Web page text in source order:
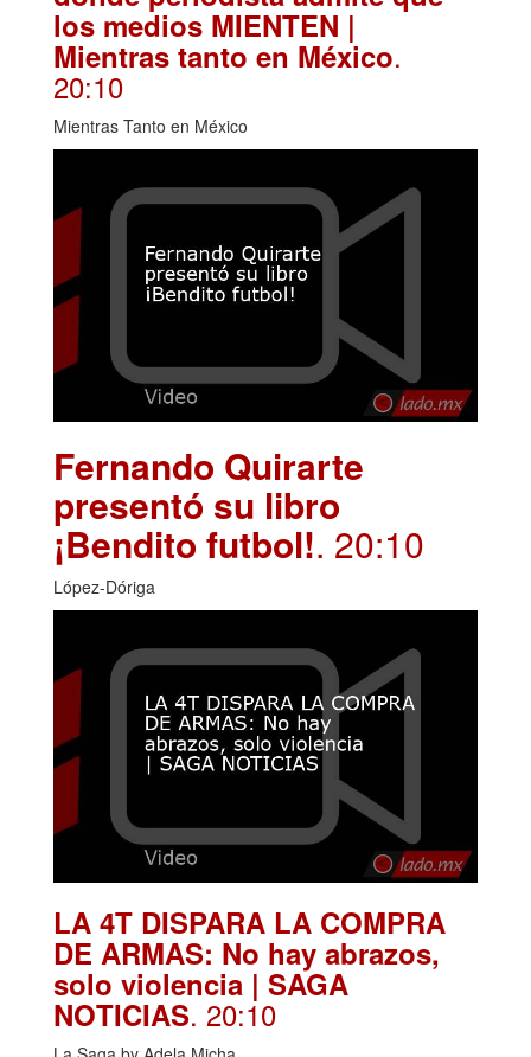
los medios MIENTEN |
Mientras tanto en México.
20:10
Mientras Tanto en México
Fernando Quirarte
presentó su libro
¡Bendito futbol!. 20:10
López-Dóriga
LA 4T DISPARA LA COMPRA
DE ARMAS: No hay abrazos,
solo violencia | SAGA
NOTICIAS. 20:10